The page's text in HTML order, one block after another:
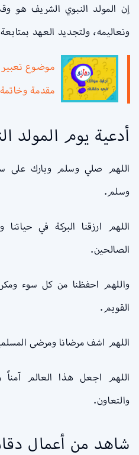
إن المولد النبوي الشريف هو
وتعاليمه، ولتجديد العهد
موضوع تعبير
مقدمة وخاتمة
أدعية يوم المولد
اللهم صلي وسلم وبارك على
وسلم.
اللهم ارزقنا البركة في
الصالحين.
واللهم احفظنا من كل سوء
القويم.
اللهم اشف مرضانا ومرضى
اللهم اجعل هذا العالم آمناً
والتعاون.
شاهد من أعمال